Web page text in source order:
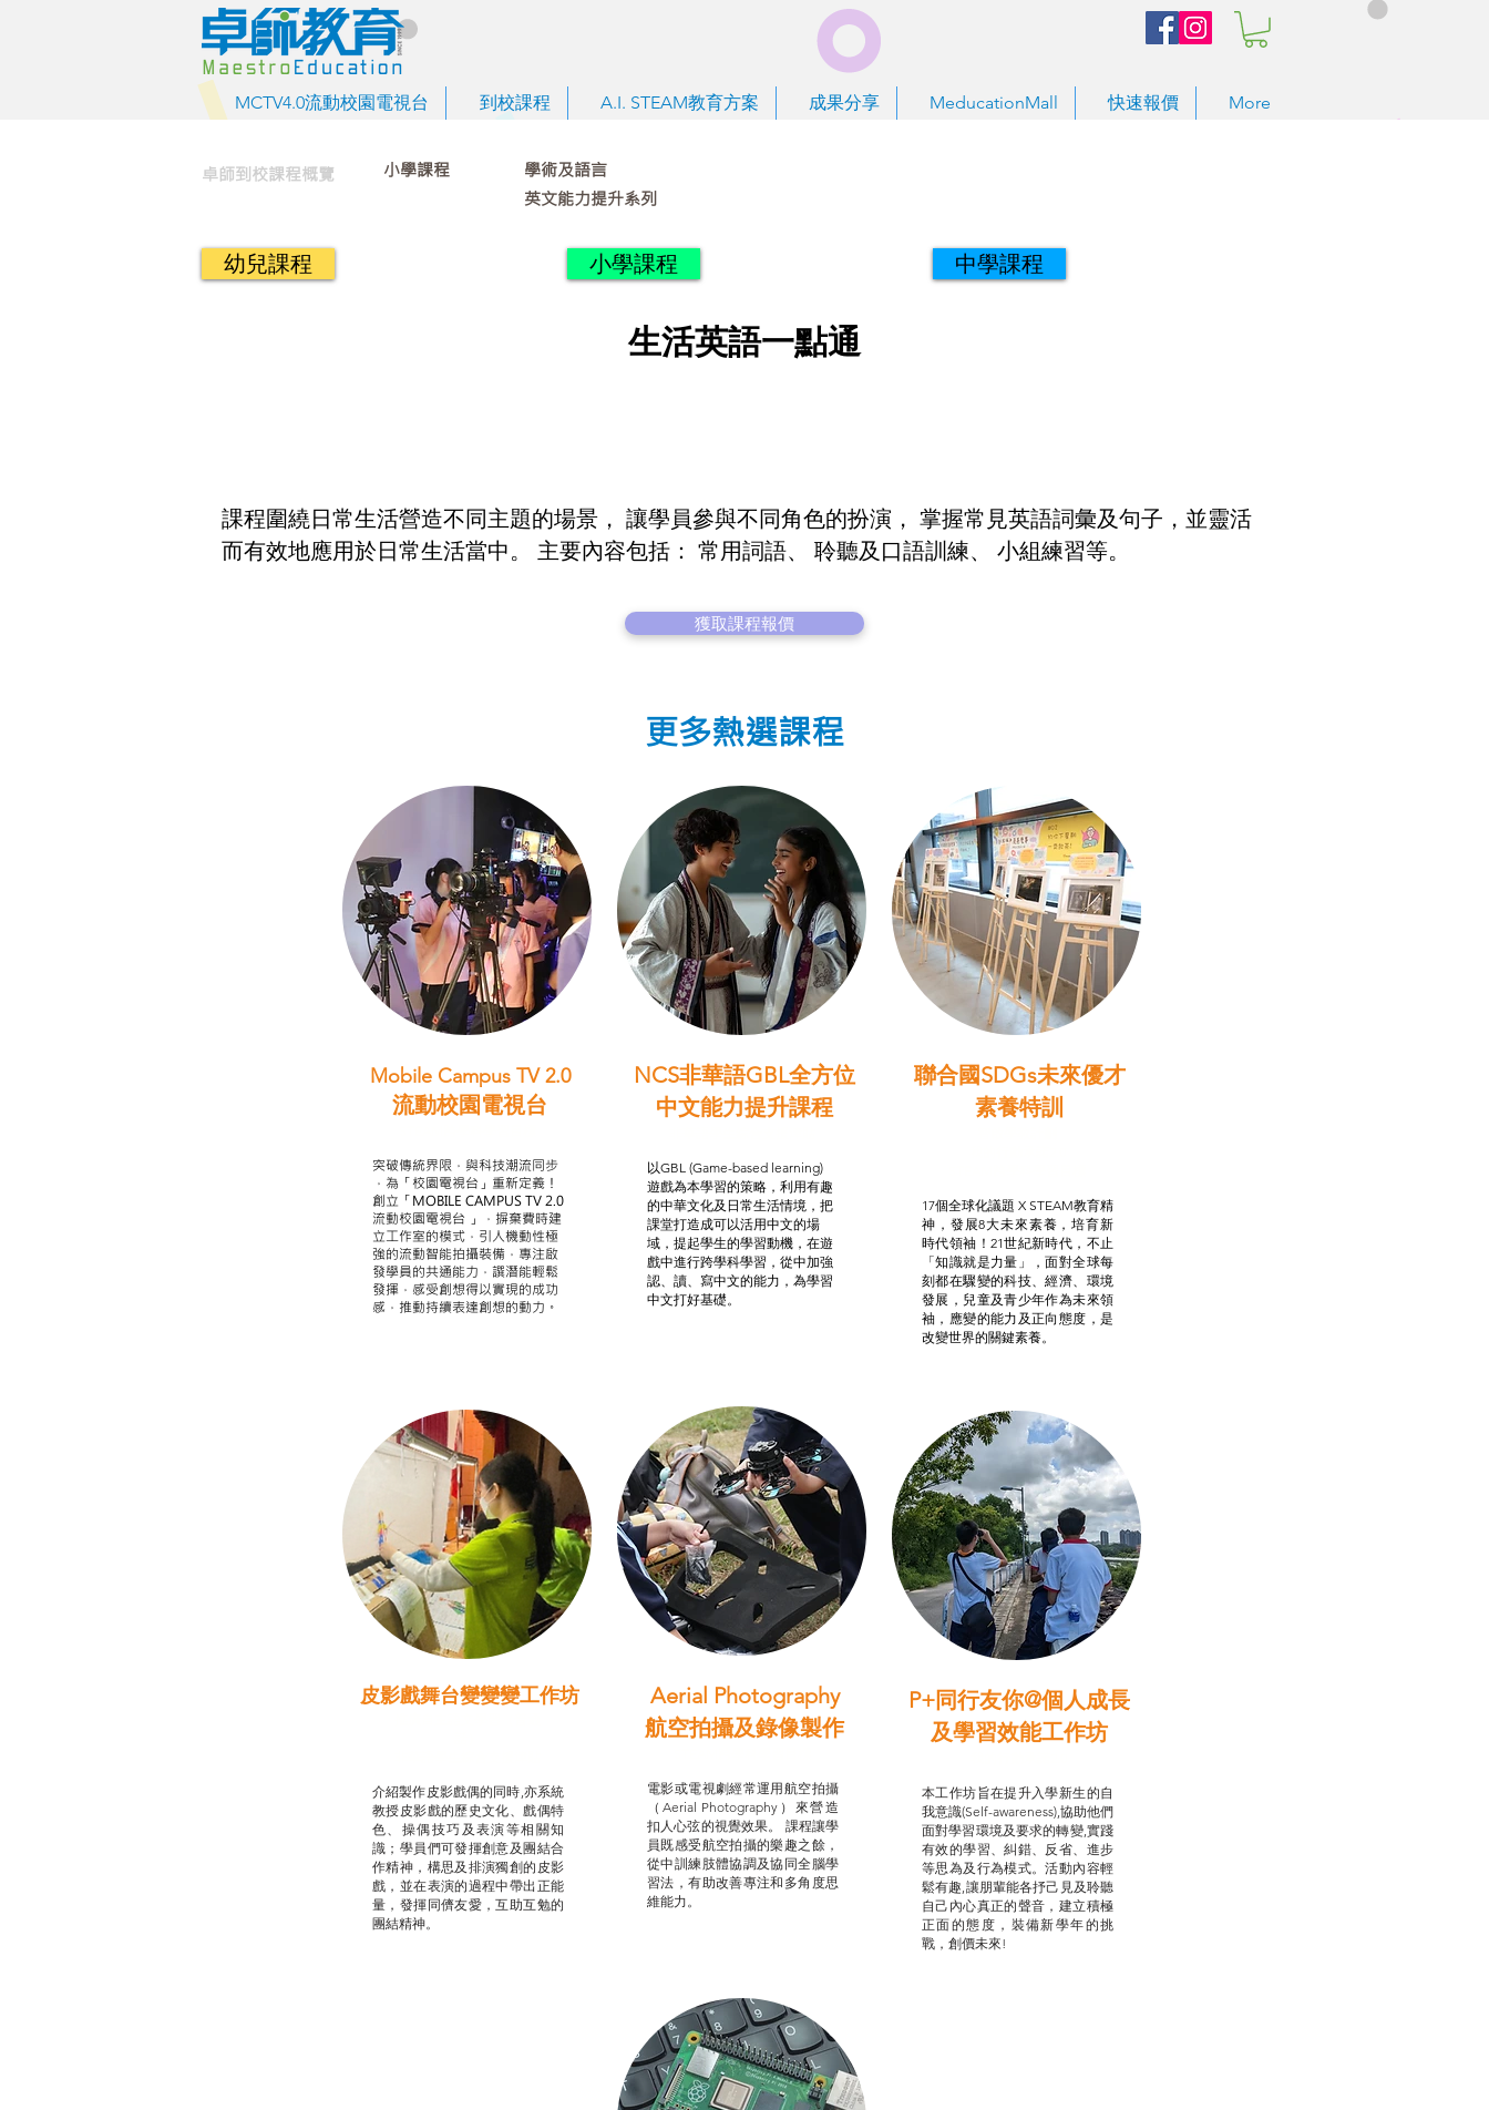
MCTV4.0流動校園電視台 到校課程 A.I. STEAM教育方案 成果分享 MeducationMall 快速報價 More
卓師到校課程概覽
小學課程
英文能力提升系列
學術及語言
課程圍繞日常生活營造不同主題的場景， 讓學員參與不同角色的扮演， 掌握常見英語詞彙及句子，並靈活
而有效地應用於日常生活當中。 主要內容包括： 常用詞語、 聆聽及口語訓練、 小組練習等。
獲取課程報價
幼兒課程 小學課程 中學課程
生活英語一點通
更多熱選課程
Mobile Campus TV 2.0
流動校園電視台
突破傳統界限，與科技潮流同步
，為「校園電視台」重新定義！
創立「MOBILE CAMPUS TV 2.0
流動校園電視台 」，摒棄費時建
立工作室的模式，引人機動性極
強的流動智能拍攝裝備，專注啟
發學員的共通能力，譔潛能輕鬆
發揮，感受創想得以實現的成功
感，推動持續表達創想的動力。
皮影戲舞台變變變工作坊
介紹製作皮影戲偶的同時,亦系統
教授皮影戲的歷史文化、戲偶特
色、操偶技巧及表演等相關知
識；學員們可發揮創意及團結合
作精神，構思及排演獨創的皮影
戲，並在表演的過程中帶出正能
量，發揮同儕友愛，互助互勉的
團結精神。
NCS非華語GBL全方位
中文能力提升課程
以GBL (Game-based learning)
遊戲為本學習的策略，利用有趣
的中華文化及日常生活情境，把
課堂打造成可以活用中文的場
域，提起學生的學習動機，在遊
戲中進行跨學科學習，從中加強
認、讀、寫中文的能力，為學習
中文打好基礎。
Aerial Photography
航空拍攝及錄像製作
電影或電視劇經常運用航空拍攝
（Aerial Photography）來營造
扣人心弦的視覺效果。 課程讓學
員既感受航空拍攝的樂趣之餘，
從中訓練肢體協調及協同全腦學
習法，有助改善專注和多角度思
維能力。
聯合國SDGs未來優才
素養特訓
17個全球化議題 X STEAM教育精
神，發展8大未來素養，培育新
時代領袖！21世紀新時代，不止
「知識就是力量」，面對全球每
刻都在驟變的科技、經濟、環境
發展，兒童及青少年作為未來領
袖，應變的能力及正向態度，是
改變世界的關鍵素養。
P+同行友你@個人成長
及學習效能工作坊
本工作坊旨在提升入學新生的自
我意識(Self-awareness),協助他們
面對學習環境及要求的轉變,實踐
有效的學習、糾錯、反省、進步
等思為及行為模式。活動內容輕
鬆有趣,讓朋輩能各抒己見及聆聽
自己內心真正的聲音，建立積極
正面的態度，裝備新學年的挑
戰，創價未來!